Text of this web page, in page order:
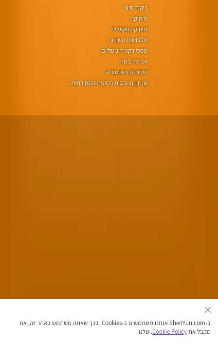
ריקוד סיני
מוסיקה
מוסיקה ווקאלית
תלבושות השן יון
מסכי רקע דיגיטליים
אביזרי במה
סיפורים והיסטוריה
שן יון והתרבות הסינית המסורתית
זכויות יוצרים © 2026 שן יון אמנויות הבמה. כל הזכויות שמורות
ב-ShenYun.com אנחנו משתמשים ב-Cookies. בכך שאתה משתמש באתר זה, את
מקבל אתCookie Policy. שלנו.